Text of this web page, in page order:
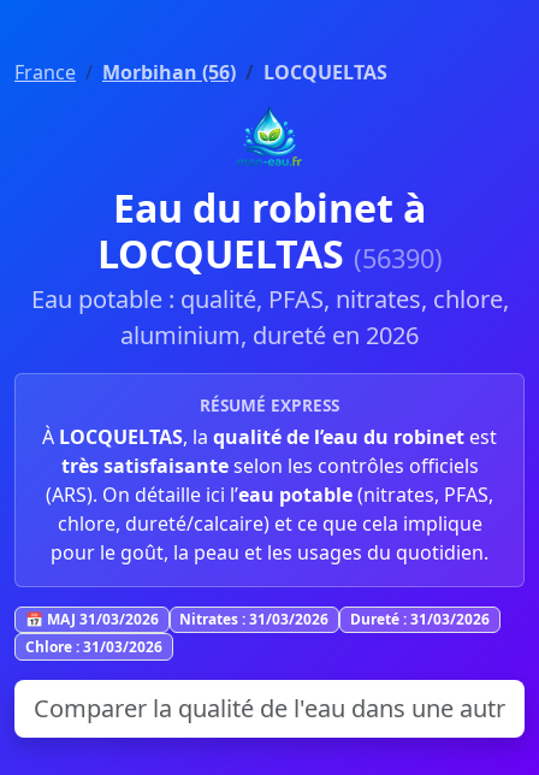
France Morbihan (56) LOCQUELTAS
Eau du robinet à
LOCQUELTAS (56390)
Eau potable : qualité, PFAS, nitrates, chlore,
aluminium, dureté en 2026
RÉSUMÉ EXPRESS
À LOCQUELTAS, la qualité de l’eau du robinet est
très satisfaisanteselon les contrôles officiels
(ARS). On détaille ici l’eau potable(nitrates, PFAS,
chlore, dureté/calcaire) et ce que cela implique
pour le goût, la peau et les usages du quotidien.
📅 MAJ 31/03/2026 Nitrates : 31/03/2026
Dureté : 31/03/2026
Chlore : 31/03/2026